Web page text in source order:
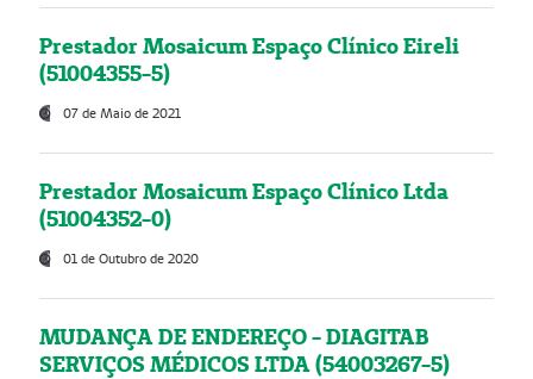
Prestador Mosaicum Espaço Clínico Eireli
(51004355-5)
07 de Maio de 2021
Prestador Mosaicum Espaço Clínico Ltda
(51004352-0)
01 de Outubro de 2020
MUDANÇA DE ENDEREÇO - DIAGITAB
SERVIÇOS MÉDICOS LTDA (54003267-5)